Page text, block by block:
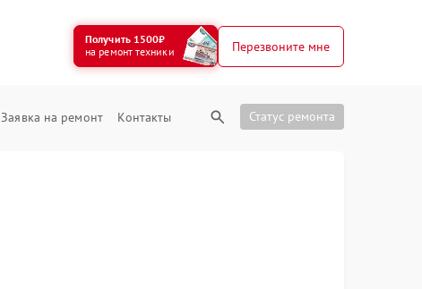
Получить 1500₽
на ремонт техники
Перезвоните мне
Заявка на ремонт Контакты Статус ремонта